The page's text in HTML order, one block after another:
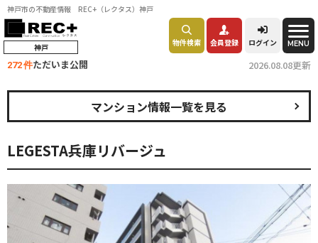
神戸市の不動産情報 REC+（レクタス）神戸
神戸 物件検索 会員登録 ログイン MENU
272 件ただいま公開 2026.08.08更新
LEGESTA兵庫リバージュ
マンション情報一覧を見る